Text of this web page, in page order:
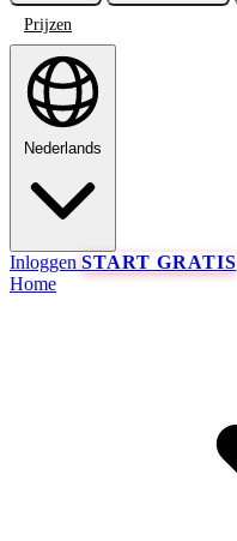
Prijzen
Nederlands
Inloggen START GRATIS
Home